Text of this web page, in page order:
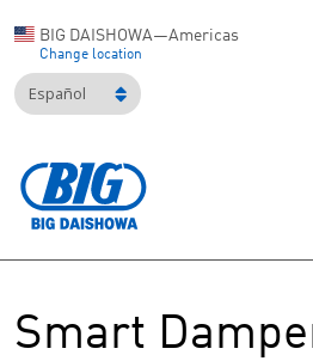
BIG DAISHOWA—Americas
Change location
Español
Smart